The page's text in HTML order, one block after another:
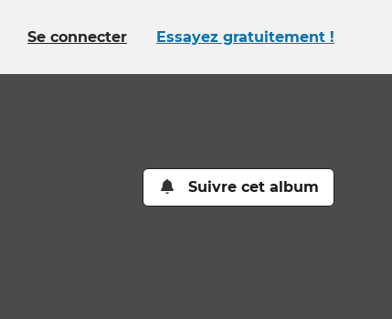
Se connecter Essayez gratuitement !
Suivre cet album